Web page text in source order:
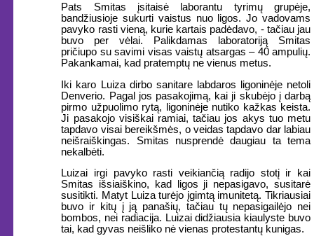
Pats Smitas įsitaisė laborantu tyrimų grupėje,
bandžiusioje sukurti vaistus nuo ligos. Jo vadovams
pavyko rasti vieną, kurie kartais padėdavo, - tačiau jau
buvo per vėlai. Palikdamas laboratoriją Smitas
pričiupo su savimi visas vaistų atsargas – 40 ampulių.
Pakankamai, kad pratemptų ne vienus metus.
Iki karo Luiza dirbo sanitare labdaros ligoninėje netoli
Denverio. Pagal jos pasakojimą, kai ji skubėjo į darbą
pirmo užpuolimo rytą, ligoninėje nutiko kažkas keista.
Ji pasakojo visiškai ramiai, tačiau jos akys tuo metu
tapdavo visai bereikšmės, o veidas tapdavo dar labiau
neišraiškingas. Smitas nusprendė daugiau ta tema
nekalbėti.
Luizai irgi pavyko rasti veikiančią radijo stotį ir kai
Smitas išsiaiškino, kad ligos ji nepasigavo, susitarė
susitikti. Matyt Luiza turėjo įgimtą imunitetą. Tikriausiai
buvo ir kitų į ją panašių, tačiau tų nepasigailėjo nei
bombos, nei radiacija. Luizai didžiausia kiaulyste buvo
tai, kad gyvas neišliko nė vienas protestantų kunigas.